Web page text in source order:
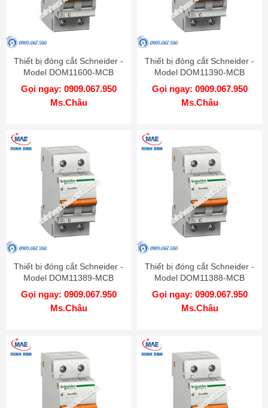
Thiết bị đóng cắt Schneider -
Model DOM11600-MCB
Gọi ngay: 0909.067.950
Ms.Châu
Thiết bị đóng cắt Schneider -
Model DOM11390-MCB
Gọi ngay: 0909.067.950
Ms.Châu
Thiết bị đóng cắt Schneider -
Model DOM11389-MCB
Gọi ngay: 0909.067.950
Ms.Châu
Thiết bị đóng cắt Schneider -
Model DOM11388-MCB
Gọi ngay: 0909.067.950
Ms.Châu